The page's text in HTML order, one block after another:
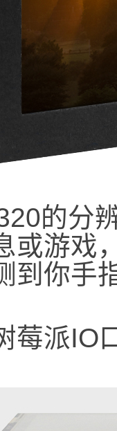
的分
或游戏
到你手
莓派IO